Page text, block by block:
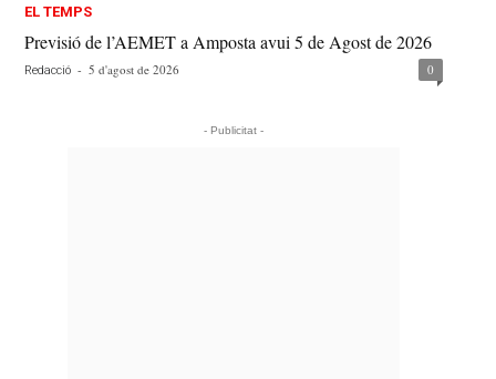
EL TEMPS
Previsió de l’AEMET a Amposta avui 5 de Agost de 2026
Redacció - 5 d'agost de 2026 0
- Publicitat -